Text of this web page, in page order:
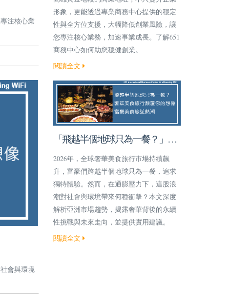
注核心業
會與環境
形象，更能透過專業商務中心提供的穩定
性與全方位支援，大幅降低創業風險，讓
您專注核心業務，加速事業成長。了解651
商務中心如何助您穩健創業。
閱讀全文
「飛越半個地球只為一餐？」奢
華美食旅行顛覆你的想像！
2026年，全球奢華美食旅行市場持續飆
升，富豪們跨越半個地球只為一餐，追求
獨特體驗。然而，在通膨壓力下，這股浪
潮對社會與環境帶來何種衝擊？本文深度
解析亞洲市場趨勢，揭露奢華背後的永續
性挑戰與未來走向，並提供實用建議。
閱讀全文